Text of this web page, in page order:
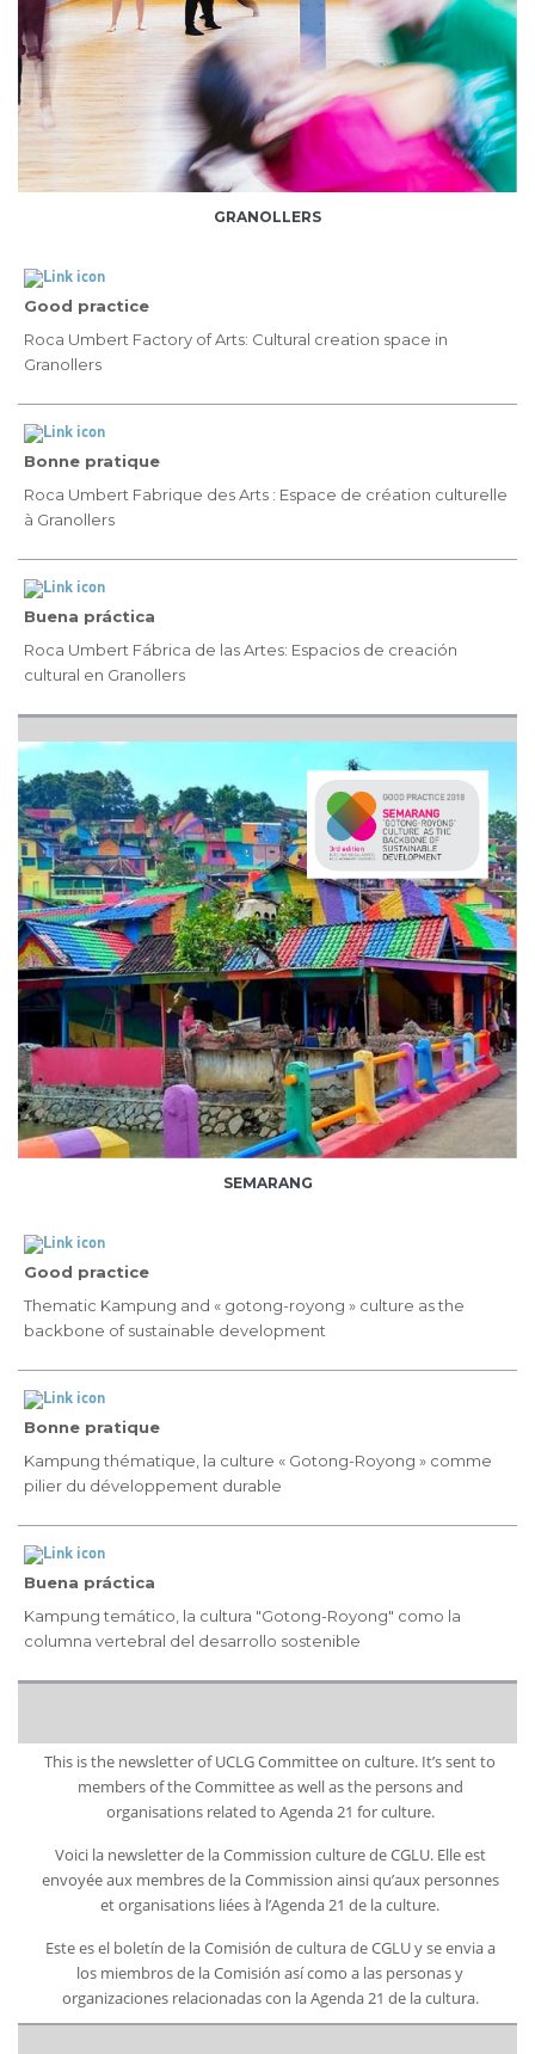
GRANOLLERS
Good practice
Roca Umbert Factory of Arts: Cultural creation space in
Granollers
Bonne pratique
Roca Umbert Fabrique des Arts : Espace de création culturelle
à Granollers
Buena práctica
Roca Umbert Fábrica de las Artes: Espacios de creación
cultural en Granollers
SEMARANG
Good practice
Thematic Kampung and « gotong-royong » culture as the
backbone of sustainable development
Bonne pratique
Kampung thématique, la culture « Gotong-Royong » comme
pilier du développement durable
Buena práctica
Kampung temático, la cultura "Gotong-Royong" como la
columna vertebral del desarrollo sostenible
This is the newsletter of UCLG Committee on culture. It’s sent to
members of the Committee as well as the persons and
organisations related to Agenda 21 for culture.
Voici la newsletter de la Commission culture de CGLU. Elle est
envoyée aux membres de la Commission ainsi qu’aux personnes
et organisations liées à l’Agenda 21 de la culture.
Este es el boletín de la Comisión de cultura de CGLU y se envia a
los miembros de la Comisión así como a las personas y
organizaciones relacionadas con la Agenda 21 de la cultura.